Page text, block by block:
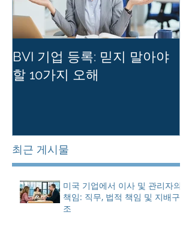
BVI 기업 등록: 믿지 말아야
할 10가지 오해
최근 게시물
미국 기업에서 이사 및 관리자의
책임: 직무, 법적 책임 및 지배구
조